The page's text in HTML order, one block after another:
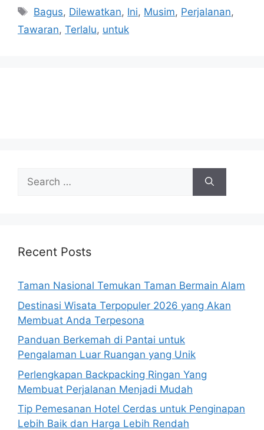
Tags
Bagus, Dilewatkan, Ini, Musim, Perjalanan,
Tawaran, Terlalu, untuk
Search
for:
Recent Posts
Taman Nasional Temukan Taman Bermain Alam
Destinasi Wisata Terpopuler 2026 yang Akan
Membuat Anda Terpesona
Panduan Berkemah di Pantai untuk
Pengalaman Luar Ruangan yang Unik
Perlengkapan Backpacking Ringan Yang
Membuat Perjalanan Menjadi Mudah
Tip Pemesanan Hotel Cerdas untuk Penginapan
Lebih Baik dan Harga Lebih Rendah